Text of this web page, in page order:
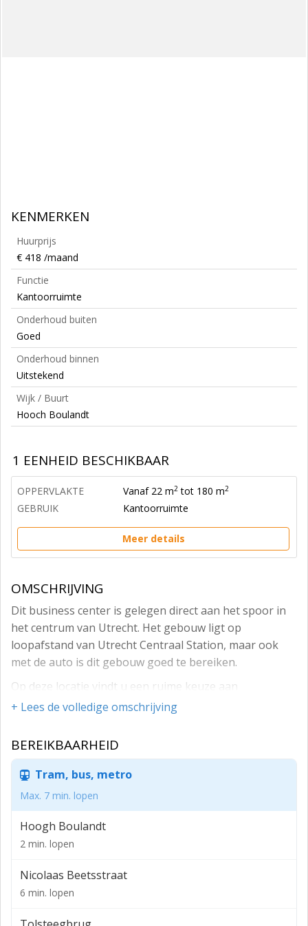
KENMERKEN
Huurprijs
€ 418 /maand
Functie
Kantoorruimte
Onderhoud buiten
Goed
Onderhoud binnen
Uitstekend
Wijk / Buurt
Hooch Boulandt
1 EENHEID BESCHIKBAAR
OPPERVLAKTE Vanaf 22 m2 tot 180 m2
GEBRUIK Kantoorruimte
Meer details
OMSCHRIJVING
Dit business center is gelegen direct aan het spoor in
het centrum van Utrecht. Het gebouw ligt op
loopafstand van Utrecht Centraal Station, maar ook
met de auto is dit gebouw goed te bereiken.
Op deze locatie vindt u een ruime keuze aan
oplossingen, van turn-key kantoorruimtes tot
behoefte groeien binnen het pand. Deze zijn compleet
voorzieningen.
Als flexwerker kunt u terecht op de begane grond,
waar u in het café kunt werken en in de vintage NS
intercity stoelen kunt netwerken en vergaderen.
Tevens maakt het, volledig door verhuurder ingerichte,
sociale hart met bemande receptie en restauratieve- en
vergadervoorzieningen, deel uit van het totaalconcept.
+ Lees de volledige omschrijving
BEREIKBAARHEID
Tram, bus, metro
Max. 7 min. lopen
Hoogh Boulandt
2 min. lopen
Nicolaas Beetsstraat
6 min. lopen